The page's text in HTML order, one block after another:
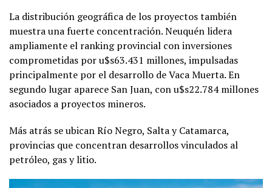
La distribución geográfica de los proyectos también
muestra una fuerte concentración. Neuquén lidera
ampliamente el ranking provincial con inversiones
comprometidas por u$s63.431 millones, impulsadas
principalmente por el desarrollo de Vaca Muerta. En
segundo lugar aparece San Juan, con u$s22.784 millones
asociados a proyectos mineros.
Más atrás se ubican Río Negro, Salta y Catamarca,
provincias que concentran desarrollos vinculados al
petróleo, gas y litio.